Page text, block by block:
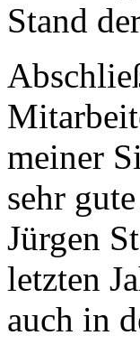
Stand
meiner
sehr
Jürgen
letzten
auch in